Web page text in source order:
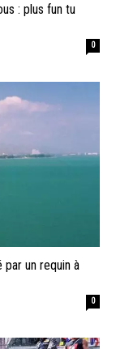
: plus fun tu
0
par un requin à
0